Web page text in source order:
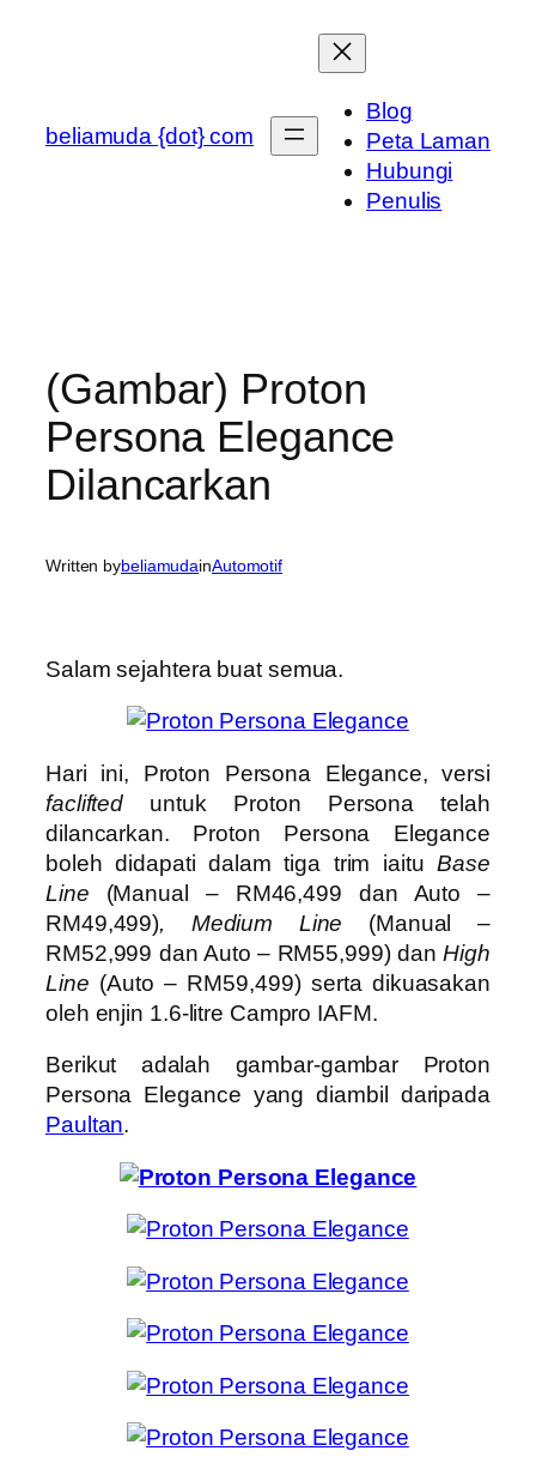
beliamuda {dot} com
Blog
Peta Laman
Hubungi
Penulis
(Gambar) Proton
Persona Elegance
Dilancarkan
Written bybeliamudainAutomotif
Salam sejahtera buat semua.
Hari ini, Proton Persona Elegance, versi
faclifted untuk Proton Persona telah
dilancarkan. Proton Persona Elegance
boleh didapati dalam tiga trim iaituBase
Line (Manual – RM46,499 dan Auto –
RM49,499), Medium Line (Manual –
RM52,999 dan Auto – RM55,999) dan High
Line (Auto – RM59,499) serta dikuasakan
oleh enjin 1.6-litre Campro IAFM.
Berikut adalah gambar-gambar Proton
Persona Elegance yang diambil daripada
Paultan.